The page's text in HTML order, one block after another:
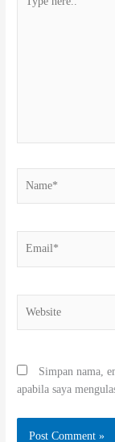
here..
Simpan nama,
apabila saya